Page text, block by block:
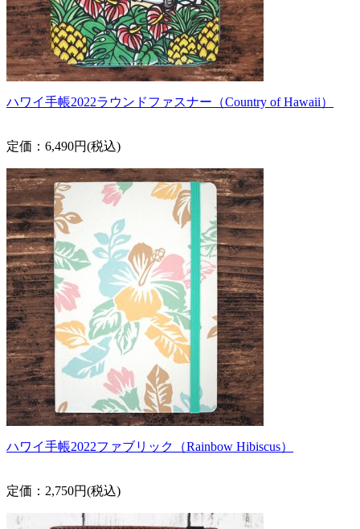
ハワイ手帳2022ラウンドファスナー（Country of Hawaii）
定価：6,490円(税込)
ハワイ手帳2022ファブリック（Rainbow Hibiscus）
定価：2,750円(税込)